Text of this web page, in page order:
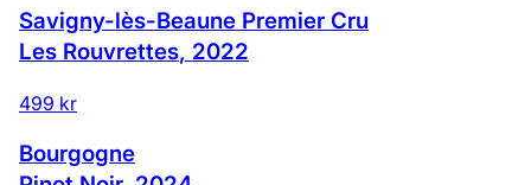
Savigny-lès-Beaune Premier Cru
Les Rouvrettes, 2022
499 kr
Bourgogne